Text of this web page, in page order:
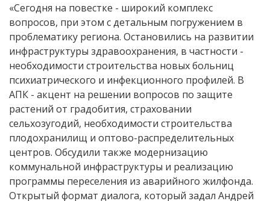
«Сегодня на повестке - широкий комплекс
вопросов, при этом с детальным погружением в
проблематику региона. Остановились на развитии
инфраструктуры здравоохранения, в частности -
необходимости строительства новых больниц
психиатрического и инфекционного профилей. В
АПК - акцент на решении вопросов по защите
растений от градобития, страховании
сельхозугодий, необходимости строительства
плодохранилищ и оптово-распределительных
центров. Обсудили также модернизацию
коммунальной инфраструктуры и реализацию
программы переселения из аварийного жилфонда.
Открытый формат диалога, который задал Андрей